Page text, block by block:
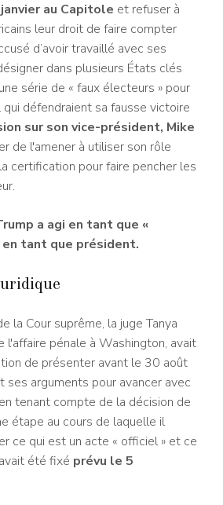
au Capitole et refuser à
leur droit de faire compter
d’avoir travaillé avec ses
dans plusieurs États clés
série de « faux électeurs » pour
défendraient sa fausse victoire
sur son vice-président, Mike
de l'amener à utiliser son rôle
certification pour faire pencher les
a agi en tant que «
tant que président.
la Cour suprême, la juge Tanya
l'affaire pénale à Washington, avait
de présenter avant le 30 août
ses arguments pour avancer avec
tenant compte de la décision de
étape au cours de laquelle il
ce qui est un acte « officiel » et ce
été fixé prévu le 5